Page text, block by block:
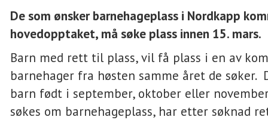
De som ønsker barnehageplass i Nordkapp
hovedopptaket, må søke plass innen 15. mars.
Barn med rett til plass, vil få plass i en av
barnehager fra høsten samme året de søker.
barn født i september, oktober eller
søkes om barnehageplass, har etter søknad